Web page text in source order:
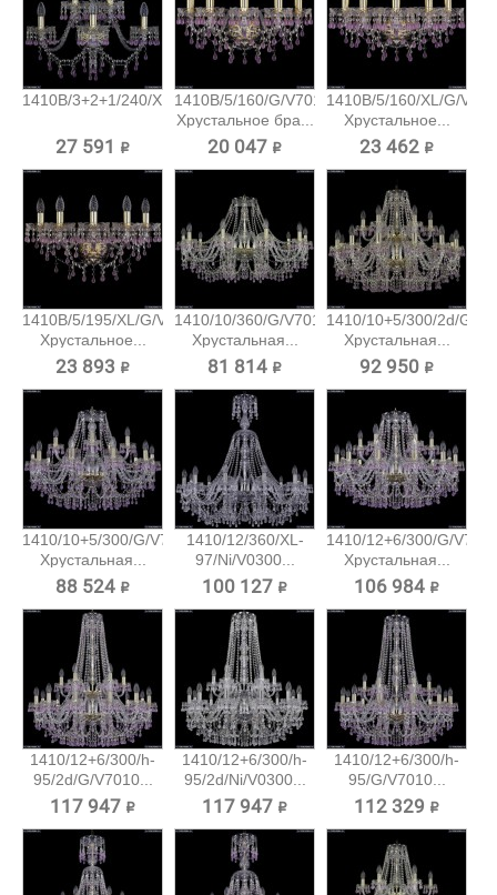
1410B/3+2+1/240/XL/G/V7010...
27 591 ₽
1410B/5/160/G/V7010
Хрустальное бра...
20 047 ₽
1410B/5/160/XL/G/
Хрустальное...
23 462 ₽
1410B/5/195/XL/G/V7010
Хрустальное...
23 893 ₽
1410/10/360/G/V7010
Хрустальная...
81 814 ₽
1410/10+5/300/2d/G/
Хрустальная...
92 950 ₽
1410/10+5/300/G/V7010
Хрустальная...
88 524 ₽
1410/12/360/XL-
97/Ni/V0300...
100 127 ₽
1410/12+6/300/G/
Хрустальная...
106 984 ₽
1410/12+6/300/h-
95/2d/G/V7010...
117 947 ₽
1410/12+6/300/h-
95/2d/Ni/V0300...
117 947 ₽
1410/12+6/300/h-
95/G/V7010...
112 329 ₽